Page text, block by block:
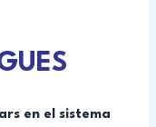
en el sistema